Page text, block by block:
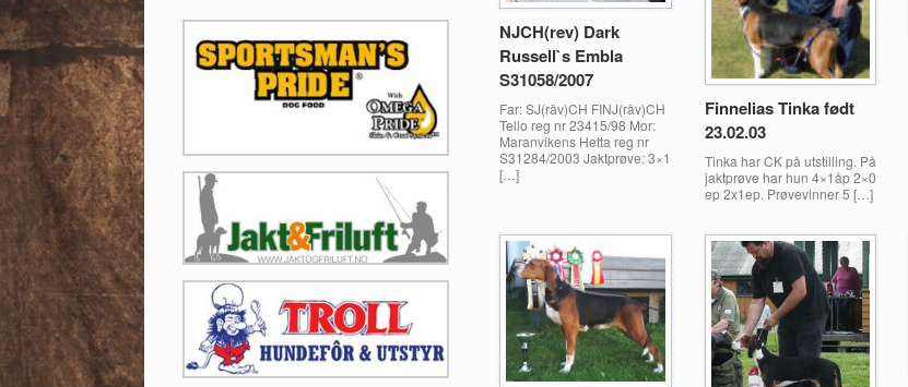
NJCH(rev) Dark
Russell`s Embla
S31058/2007
Far: SJ(räv)CH FINJ(räv)CH
Tello reg nr 23415/98 Mor:
Maranvikens Hetta reg nr
S31284/2003 Jaktprøve: 3×1
[…]
Finnelias Tinka født
23.02.03
Tinka har CK på utstilling. På
jaktprøve har hun 4×1åp 2×0
ep 2x1ep. Prøvevinner 5 […]